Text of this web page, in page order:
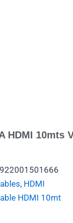
HDMI 10mts
, HDMI
HDMI 10mt